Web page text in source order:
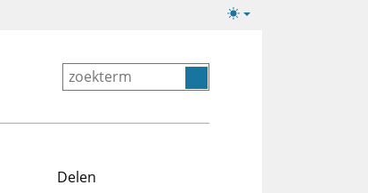
Lichte/donkere
Delen